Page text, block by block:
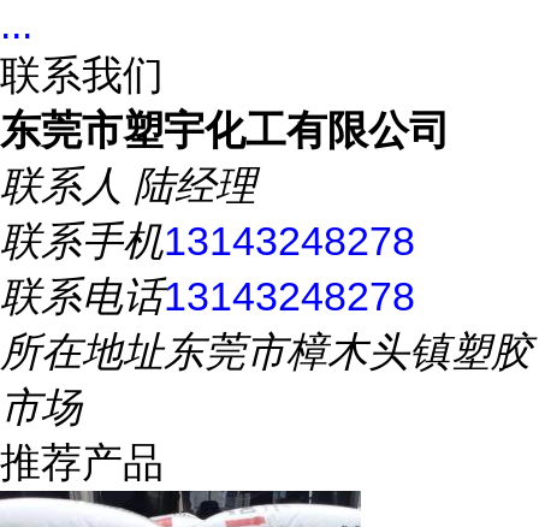
...
联系我们
东莞市塑宇化工有限公司
联系人 陆经理
联系手机13143248278
联系电话13143248278
所在地址东莞市樟木头镇塑胶
市场
推荐产品